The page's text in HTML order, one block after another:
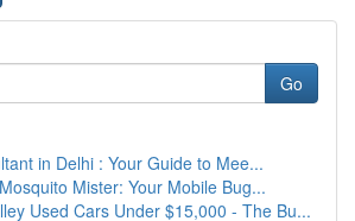
Go
in Delhi : Your Guide to Mee...
Mister: Your Mobile Bug...
Used Cars Under $15,000 - The Bu...